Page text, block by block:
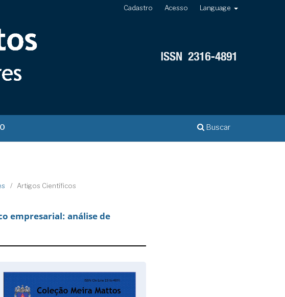
Buscar
Cadastro Acesso Language
/ Artigos Científicos
empresarial: análise de